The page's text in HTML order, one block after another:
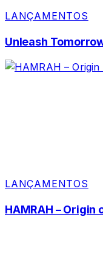
LANÇAMENTOS
Unleash
LANÇAMENTOS
HAMRAH – Origin